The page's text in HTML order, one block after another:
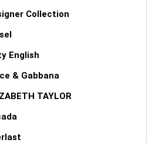
Collection
English
& Gabbana
TAYLOR